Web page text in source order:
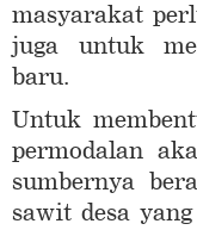
masyarakat
juga untuk
baru.
Untuk
permodalan
sumbernya
sawit desa